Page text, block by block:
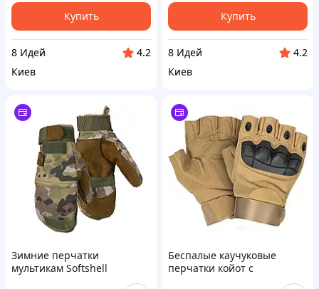
Купить
8 Идей
4.2
Киев
Купить
8 Идей
4.2
Киев
Зимние перчатки
мультикам Softshell
Беспалые каучуковые
перчатки койот с
косточками Outdoor Tactics